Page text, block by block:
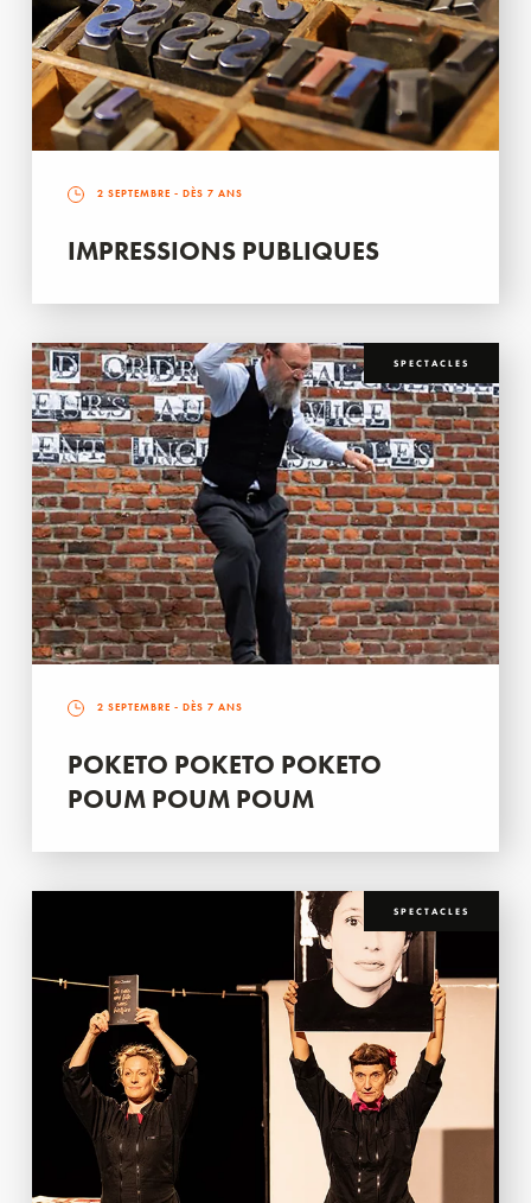
2 SEPTEMBRE - DÈS 7 ANS
IMPRESSIONS PUBLIQUES
SPECTACLES
2 SEPTEMBRE - DÈS 7 ANS
POKETO POKETO POKETO
POUM POUM POUM
SPECTACLES